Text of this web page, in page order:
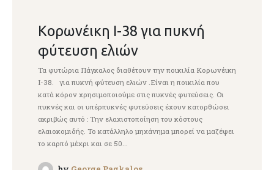
Κορωνέικη Ι-38 για πυκνή
φύτευση ελιών
Τα φυτώρια Πάγκαλος διαθέτουν την ποικιλία Κορωνέικη
Ι-38. για πυκνή φύτευση ελιών .Είναι η ποικιλία που
κατά κόρον χρησιμοποιούμε στις πυκνές φυτεύσεις. Οι
πυκνές και οι υπέρπυκνές φυτεύσεις έχουν κατορθώσει
ακριβώς αυτό : Την ελαχιστοποίηση του κόστους
ελαιοκομιδής. Το κατάλληλο μηχάνημα μπορεί να μαζέψει
το καρπό μέχρι και σε 50...